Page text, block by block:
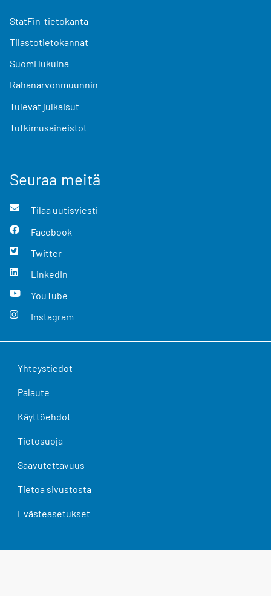
StatFin-tietokanta
Tilastotietokannat
Suomi lukuina
Rahanarvonmuunnin
Tulevat julkaisut
Tutkimusaineistot
Seuraa meitä
Tilaa uutisviesti
Facebook
Twitter
LinkedIn
YouTube
Instagram
Yhteystiedot
Palaute
Käyttöehdot
Tietosuoja
Saavutettavuus
Tietoa sivustosta
Evästeasetukset